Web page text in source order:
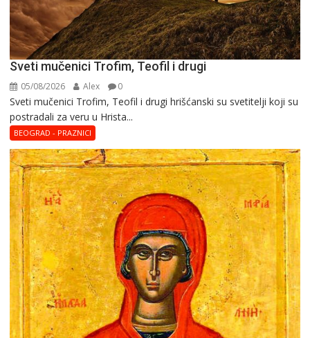
Sveti mučenici Trofim, Teofil i drugi
05/08/2026 Alex 0
Sveti mučenici Trofim, Teofil i drugi hrišćanski su svetitelji koji su
postradali za veru u Hrista...
BEOGRAD - PRAZNICI